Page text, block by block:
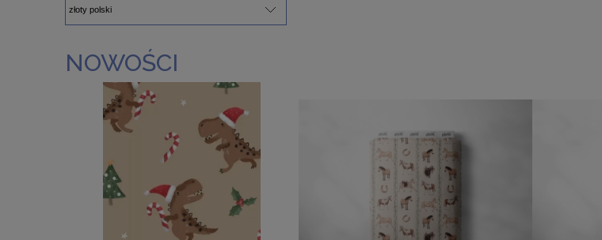
NOWOŚCI